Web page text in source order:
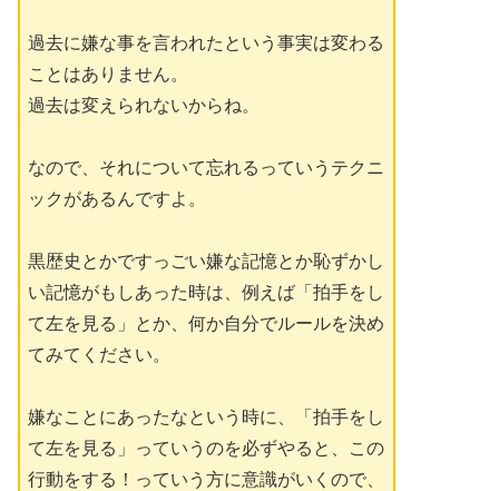
過去に嫌な事を言われたという事実は変わる
ことはありません。
過去は変えられないからね。
なので、それについて忘れるっていうテクニ
ックがあるんですよ。
黒歴史とかですっごい嫌な記憶とか恥ずかし
い記憶がもしあった時は、例えば「拍手をし
て左を見る」とか、何か自分でルールを決め
てみてください。
嫌なことにあったなという時に、「拍手をし
て左を見る」っていうのを必ずやると、この
行動をする！っていう方に意識がいくので、